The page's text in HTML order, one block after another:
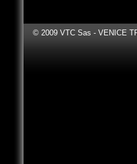
© 2009 VTC Sas - VENICE